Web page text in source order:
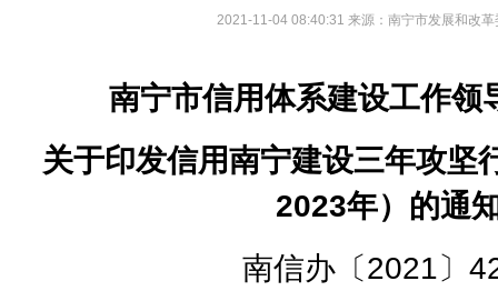
2021-11-04 08:40:31 来源：南宁市发展和改革
南宁市信用体系建设工作领
关于印发信用南宁建设三年攻
2023年）的通
南信办〔2021〕